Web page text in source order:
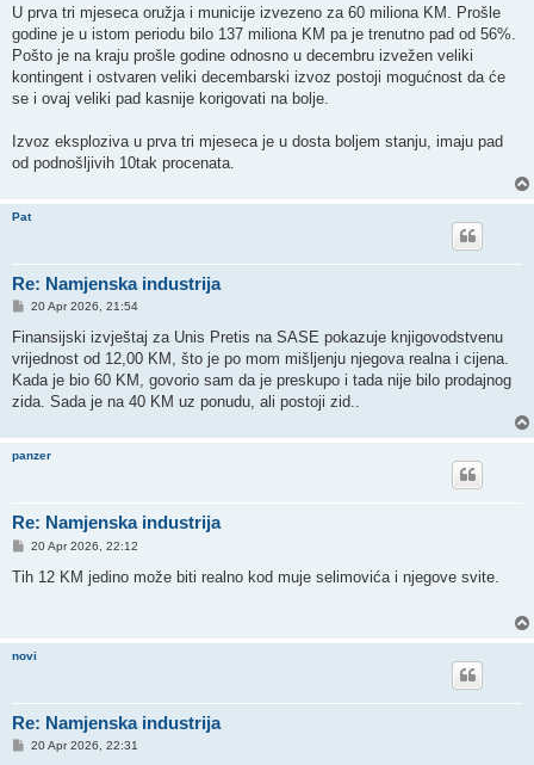
s
t
U prva tri mjeseca oružja i municije izvezeno za 60 miliona KM. Prošle
godine je u istom periodu bilo 137 miliona KM pa je trenutno pad od 56%.
Pošto je na kraju prošle godine odnosno u decembru izvežen veliki
kontingent i ostvaren veliki decembarski izvoz postoji mogućnost da će
se i ovaj veliki pad kasnije korigovati na bolje.
Izvoz eksploziva u prva tri mjeseca je u dosta boljem stanju, imaju pad
od podnošljivih 10tak procenata.
Pat
Re: Namjenska industrija
P
s
20 Apr 2026, 21:54
Finansijski izvještaj za Unis Pretis na SASE pokazuje knjigovodstvenu
vrijednost od 12,00 KM, što je po mom mišljenju njegova realna i cijena.
Kada je bio 60 KM, govorio sam da je preskupo i tada nije bilo prodajnog
zida. Sada je na 40 KM uz ponudu, ali postoji zid..
panzer
Re: Namjenska industrija
P
s
20 Apr 2026, 22:12
Tih 12 KM jedino može biti realno kod muje selimovića i njegove svite.
novi
Re: Namjenska industrija
P20 Apr 2026, 22:31